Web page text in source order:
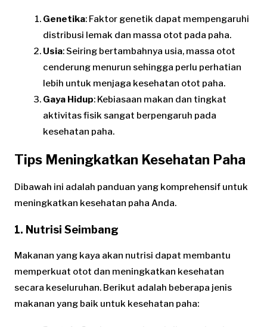
Genetika: Faktor genetik dapat mempengaruhi
distribusi lemak dan massa otot pada paha.
Usia: Seiring bertambahnya usia, massa otot
cenderung menurun sehingga perlu perhatian
lebih untuk menjaga kesehatan otot paha.
Gaya Hidup: Kebiasaan makan dan tingkat
aktivitas fisik sangat berpengaruh pada
kesehatan paha.
Tips Meningkatkan Kesehatan Paha
Dibawah ini adalah panduan yang komprehensif untuk
meningkatkan kesehatan paha Anda.
1. Nutrisi Seimbang
Makanan yang kaya akan nutrisi dapat membantu
memperkuat otot dan meningkatkan kesehatan
secara keseluruhan. Berikut adalah beberapa jenis
makanan yang baik untuk kesehatan paha: